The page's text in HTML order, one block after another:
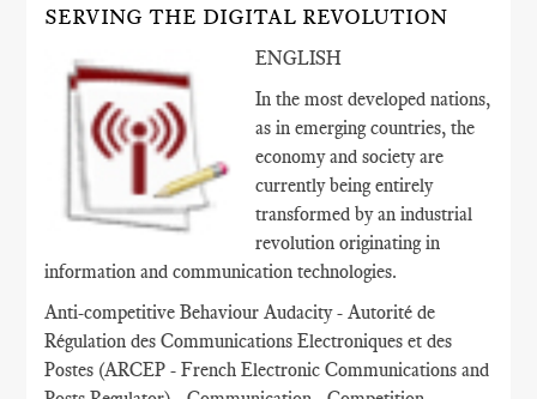
SERVING THE DIGITAL REVOLUTION
ENGLISH
In the most developed nations,
as in emerging countries, the
economy and society are
currently being entirely
transformed by an industrial
revolution originating in
information and communication technologies.
Anti-competitive Behaviour Audacity - Autorité de
Régulation des Communications Electroniques et des
Postes (ARCEP - French Electronic Communications and